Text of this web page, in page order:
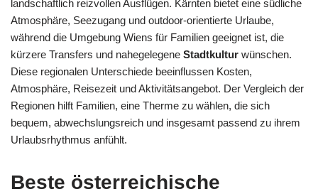
landschaftlich reizvollen Ausflügen. Kärnten bietet eine südliche
Atmosphäre, Seezugang und outdoor-orientierte Urlaube,
während die Umgebung Wiens für Familien geeignet ist, die
kürzere Transfers und nahegelegene Stadtkultur wünschen.
Diese regionalen Unterschiede beeinflussen Kosten,
Atmosphäre, Reisezeit und Aktivitätsangebot. Der Vergleich der
Regionen hilft Familien, eine Therme zu wählen, die sich
bequem, abwechslungsreich und insgesamt passend zu ihrem
Urlaubsrhythmus anfühlt.
Beste österreichische